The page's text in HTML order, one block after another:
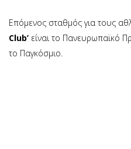
Επόμενος σταθμός για τους
Club’ είναι το Πανευρωπαϊκό
το Παγκόσμιο.